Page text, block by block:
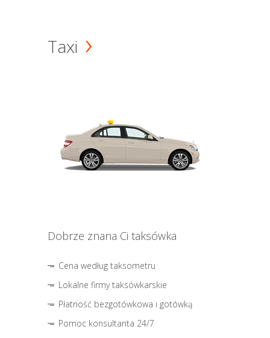
Taxi
Dobrze znana Ci taksówka
Cena według taksometru
Lokalne firmy taksówkarskie
Płatność bezgotówkowa i gotówką
Pomoc konsultanta 24/7